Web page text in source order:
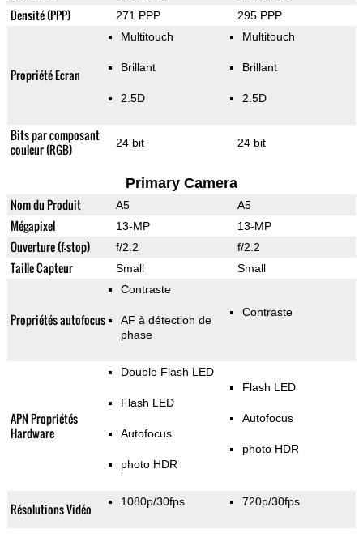
Densité (PPP) 271 PPP 295 PPP
Propriété Ecran
Multitouch
Brillant
2.5D
Multitouch
Brillant
2.5D
Bits par composant
couleur (RGB)
24 bit 24 bit
Primary Camera
Nom du Produit A5 A5
Mégapixel 13-MP 13-MP
Ouverture (f-stop) f/2.2 f/2.2
Taille Capteur Small Small
Propriétés autofocus
Contraste
AF à détection de
phase
Contraste
APN Propriétés
Hardware
Double Flash LED
Flash LED
Autofocus
photo HDR
Flash LED
Autofocus
photo HDR
Résolutions Vidéo 1080p/30fps 720p/30fps